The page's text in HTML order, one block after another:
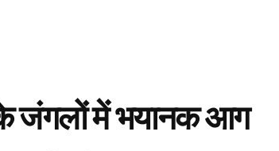
जंगलों में भयानक आग